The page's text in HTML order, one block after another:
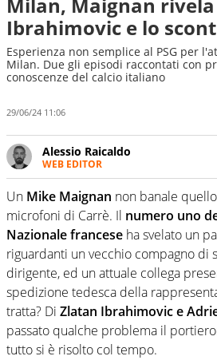
Ibrahimovic e lo
Esperienza non semplice al PSG per
Milan. Due gli episodi raccontati con
conoscenze del calcio italiano
29/06/24 11:06
Alessio Raicaldo
WEB EDITOR
Un figlio che si chiama Diego e
di proprietà in Italia. Il calcio
irrinunciabile tra passione e
Sport indaga, approfondisce e
mondo dello sport per
Un Mike Maignan non banale
microfoni di Carrè. Il numero uno
Nazionale francese ha svelato un
riguardanti un vecchio compagno di
dirigente, ed un attuale collega
spedizione tedesca della
tratta? Di Zlatan Ibrahimovic e
passato qualche problema il
tutto si è risolto col tempo.